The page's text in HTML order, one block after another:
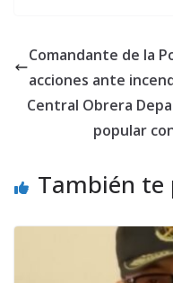
Comandante de la
acciones ante
Central Obrera
popular
También te